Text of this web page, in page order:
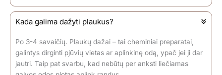
Kada galima dažyti plaukus?
Po 3-4 savaičių. Plaukų dažai – tai cheminiai preparatai,
galintys dirginti pjūvių vietas ar aplinkinę odą, ypač jei ji dar
jautri. Taip pat svarbu, kad nebūtų per anksti liečiamas